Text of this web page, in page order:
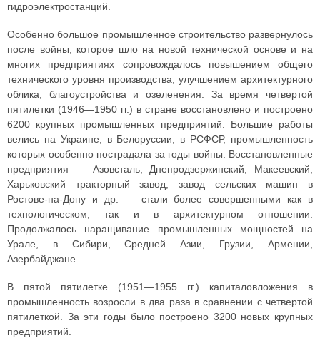
гидроэлектростанций.
Особенно большое промышленное строительство развернулось
после войны, которое шло на новой технической основе и на
многих предприятиях сопровождалось повышением общего
технического уровня производства, улучшением архитектурного
облика, благоустройства и озеленения. За время четвертой
пятилетки (1946—1950 гг.) в стране восстановлено и построено
6200 крупных промышленных предприятий. Большие работы
велись на Украине, в Белоруссии, в РСФСР, промышленность
которых особенно пострадала за годы войны. Восстановленные
предприятия — Азовсталь, Днепродзержинский, Макеевский,
Харьковский тракторный завод, завод сельских машин в
Ростове-на-Дону и др. — стали более совершенными как в
технологическом, так и в архитектурном отношении.
Продолжалось наращивание промышленных мощностей на
Урале, в Сибири, Средней Азии, Грузии, Армении,
Азербайджане.
В пятой пятилетке (1951—1955 гг.) капиталовложения в
промышленность возросли в два раза в сравнении с четвертой
пятилеткой. За эти годы было построено 3200 новых крупных
предприятий.